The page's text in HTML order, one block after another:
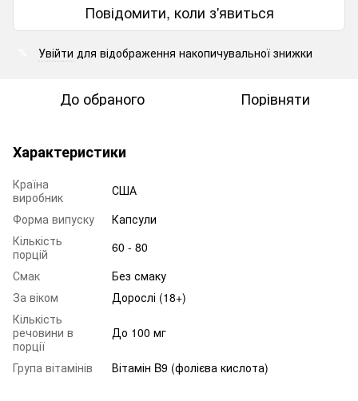
Повідомити, коли з'явиться
Увійти для відображення накопичувальної знижки
До обраного Порівняти
Характеристики
Країна
виробник
США
Форма випуску
Капсули
Кількість
порцій
60 - 80
Смак
Без смаку
За віком
Дорослі (18+)
Кількість
речовини в
порції
До 100 мг
Група вітамінів Вітамін B9 (фолієва кислота)